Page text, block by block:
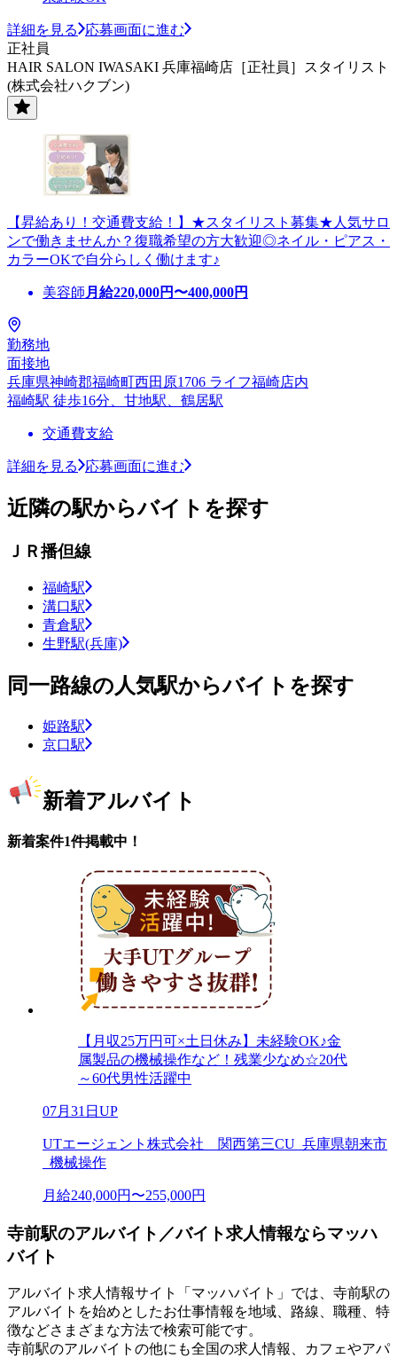
詳細を見る
応募画面に進む
正社員
HAIR SALON IWASAKI 兵庫福崎店［正社員］スタイリスト
(株式会社ハクブン)
【昇給あり！交通費支給！】★スタイリスト募集★人気サロ
ンで働きませんか？復職希望の方大歓迎◎ネイル・ピアス・
カラーOKで自分らしく働けます♪
美容師 月給220,000円〜400,000円
勤務地
面接地
兵庫県神崎郡福崎町西田原1706 ライフ福崎店内
福崎駅 徒歩16分、甘地駅、鶴居駅
交通費支給
詳細を見る 応募画面に進む
近隣の駅からバイトを探す
ＪＲ播但線
福崎駅
溝口駅
青倉駅
生野駅(兵庫)
同一路線の人気駅からバイトを探す
姫路駅
京口駅
新着アルバイト
新着案件1件掲載中！
【月収25万円可×土日休み】未経験OK♪金
属製品の機械操作など！残業少なめ☆20代
～60代男性活躍中
07月31日UP
UTエージェント株式会社 関西第三CU_兵庫県朝来市
_機械操作
月給240,000円〜255,000円
寺前駅のアルバイト／バイト求人情報ならマッハ
バイト
アルバイト求人情報サイト「マッハバイト」では、寺前駅の
アルバイトを始めとしたお仕事情報を地域、路線、職種、特
徴などさまざまな方法で検索可能です。
寺前駅のアルバイトの他にも全国の求人情報、カフェやアパ